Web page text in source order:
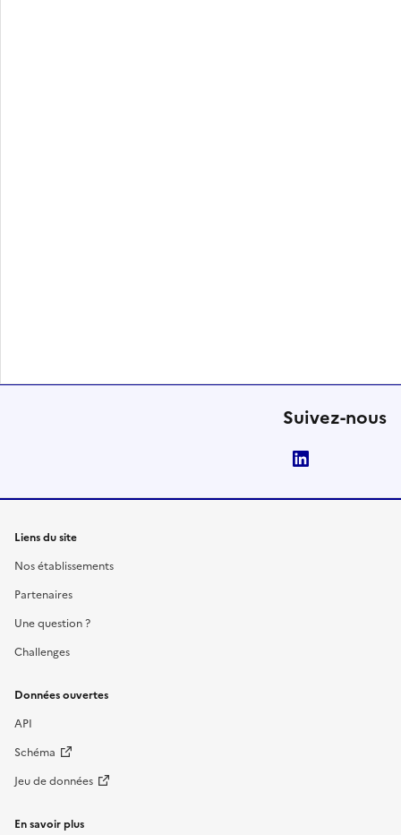
Suivez-nous
Liens du site
Nos établissements
Partenaires
Une question ?
Challenges
Données ouvertes
API
Schéma
Jeu de données
En savoir plus